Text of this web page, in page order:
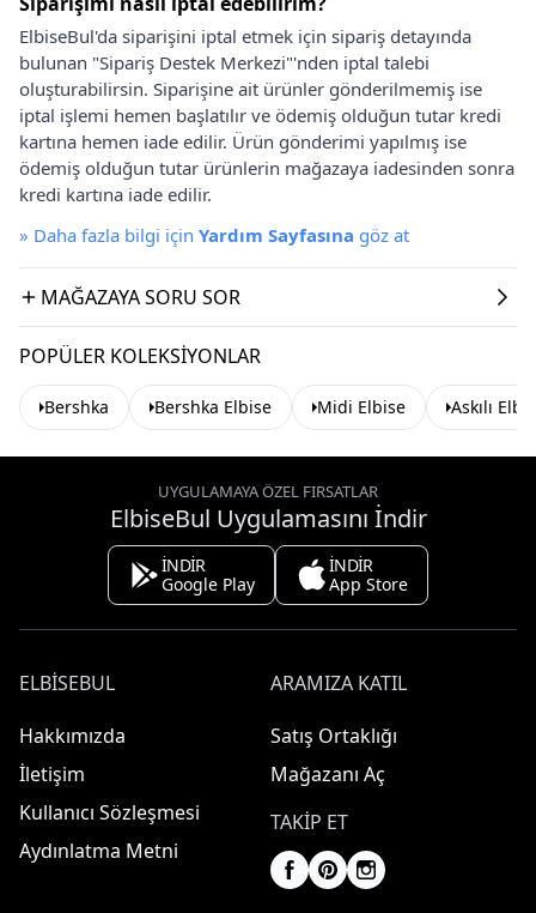
ElbiseBul'da siparişini iptal etmek için sipariş detayında
bulunan "Sipariş Destek Merkezi"'nden iptal talebi
oluşturabilirsin. Siparişine ait ürünler gönderilmemiş ise
iptal işlemi hemen başlatılır ve ödemiş olduğun tutar kredi
kartına hemen iade edilir. Ürün gönderimi yapılmış ise
ödemiş olduğun tutar ürünlerin mağazaya iadesinden sonra
kredi kartına iade edilir.
» Daha fazla bilgi için Yardım Sayfasına göz at
MAĞAZAYA SORU SOR
POPÜLER KOLEKSIYONLAR
Bershka Bershka Elbise Midi Elbise Askılı
UYGULAMAYA ÖZEL FIRSATLAR
ElbiseBul Uygulamasını İndir
İNDİR
Google Play
İNDİR
App Store
ELBISEBUL
Hakkımızda
İletişim
Kullanıcı Sözleşmesi
Aydınlatma Metni
ARAMIZA KATIL
Satış Ortaklığı
Mağazanı Aç
TAKIP ET